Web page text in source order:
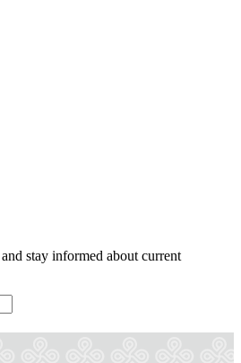
stay informed about current